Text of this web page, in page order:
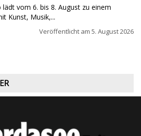
lädt vom 6. bis 8. August zu einem
Kunst, Musik,...
Veröffentlicht am 5. August 2026